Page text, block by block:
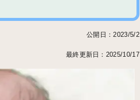
公開日：2023/5/2
最終更新日：2025/10/17